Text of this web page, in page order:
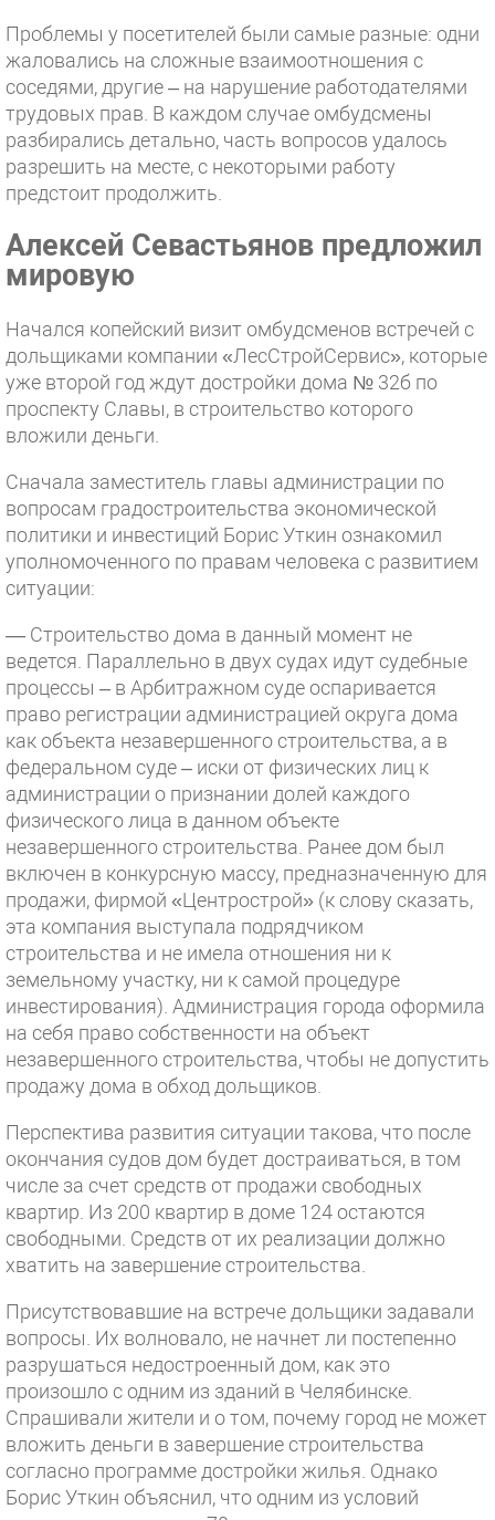
Проблемы у посетителей были самые разные: одни
жаловались на сложные взаимоотношения с
соседями, другие – на нарушение работодателями
трудовых прав. В каждом случае омбудсмены
разбирались детально, часть вопросов удалось
разрешить на месте, с некоторыми работу
предстоит продолжить.
Алексей Севастьянов предложил
мировую
Начался копейский визит омбудсменов встречей с
дольщиками компании «ЛесСтройСервис», которые
уже второй год ждут достройки дома № 32б по
проспекту Славы, в строительство которого
вложили деньги.
Сначала заместитель главы администрации по
вопросам градостроительства экономической
политики и инвестиций Борис Уткин ознакомил
уполномоченного по правам человека с развитием
ситуации:
— Строительство дома в данный момент не
ведется. Параллельно в двух судах идут судебные
процессы – в Арбитражном суде оспаривается
право регистрации администрацией округа дома
как объекта незавершенного строительства, а в
федеральном суде – иски от физических лиц к
администрации о признании долей каждого
физического лица в данном объекте
незавершенного строительства. Ранее дом был
включен в конкурсную массу, предназначенную для
продажи, фирмой «Центрострой» (к слову сказать,
эта компания выступала подрядчиком
строительства и не имела отношения ни к
земельному участку, ни к самой процедуре
инвестирования). Администрация города оформила
на себя право собственности на объект
незавершенного строительства, чтобы не допустить
продажу дома в обход дольщиков.
Перспектива развития ситуации такова, что после
окончания судов дом будет достраиваться, в том
числе за счет средств от продажи свободных
квартир. Из 200 квартир в доме 124 остаются
свободными. Средств от их реализации должно
хватить на завершение строительства.
Присутствовавшие на встрече дольщики задавали
вопросы. Их волновало, не начнет ли постепенно
разрушаться недостроенный дом, как это
произошло с одним из зданий в Челябинске.
Спрашивали жители и о том, почему город не может
вложить деньги в завершение строительства
согласно программе достройки жилья. Однако
Борис Уткин объяснил, что одним из условий